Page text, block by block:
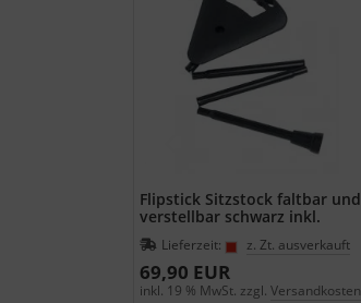
Flipstick Sitzstock faltbar und
verstellbar schwarz inkl.
Ersatzfuss
Lieferzeit: z. Zt. ausverkauft
69,90 EUR
inkl. 19 % MwSt. zzgl. Versandkosten